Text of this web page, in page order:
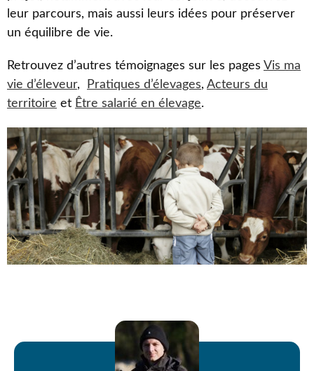
leur parcours, mais aussi leurs idées pour préserver
un équilibre de vie.
Retrouvez d’autres témoignages sur les pages Vis ma
vie d’éleveur, Pratiques d’élevages, Acteurs du
territoire et Être salarié en élevage.